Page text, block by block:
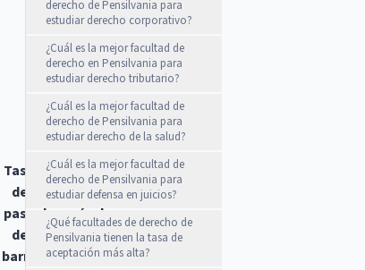
Tasa
de
paso
de
barra
Tasa de
empleo
después de
la
graduación
derecho de Pensilvania para
estudiar derecho corporativo?
¿Cuál es la mejor facultad de
derecho en Pensilvania para
estudiar derecho tributario?
¿Cuál es la mejor facultad de
derecho de Pensilvania para
estudiar derecho de la salud?
¿Cuál es la mejor facultad de
derecho de Pensilvania para
estudiar defensa en juicios?
¿Qué facultades de derecho de
Pensilvania tienen la tasa de
aceptación más alta?